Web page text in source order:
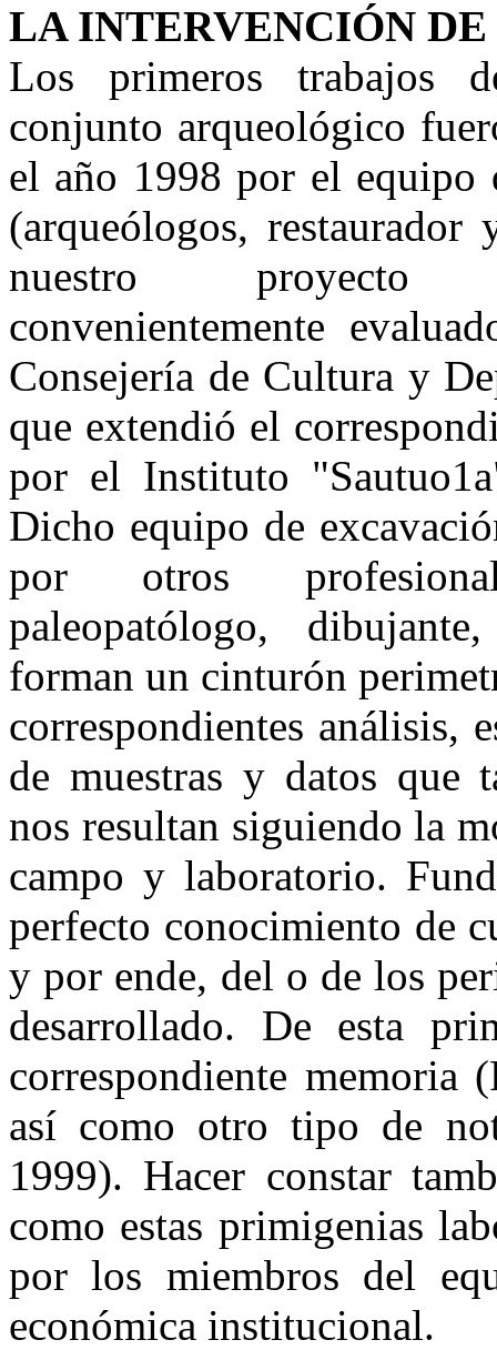
LA INTERVENCIÓN
Los primeros trabajos
conjunto arqueológico
el año 1998 por el equipo
(arqueólogos,
nuestro proyecto
convenientemente
Consejería de Cultura y
que extendió el
por el Instituto
Dicho equipo de
por otros
paleopatólogo,
forman un cinturón
correspondientes análisis,
de muestras y datos que
nos resultan siguiendo la
campo y laboratorio.
perfecto conocimiento de
y por ende, del o de los
desarrollado. De esta
correspondiente memoria
así como otro tipo de
1999). Hacer constar
como estas primigenias
por los miembros del
económica institucional.